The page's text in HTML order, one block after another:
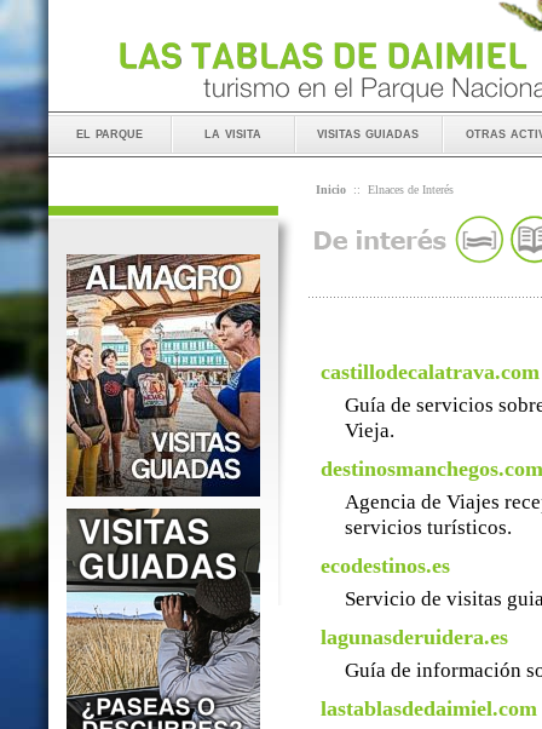
el parque la visita visitas guiadas otras
Inicio :: Elnaces de Interés
castillodecalatrava.com
Guía de servicios
Vieja.
destinosmanchegos.com
Agencia de Viajes
servicios turísticos.
ecodestinos.es
Servicio de visitas
lagunasderuidera.es
Guía de información
lastablasdedaimiel.com